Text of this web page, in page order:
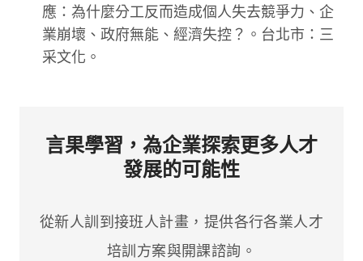
應：為什麼分工反而造成個人失去競爭力、企
業崩壞、政府無能、經濟失控？。台北市：三
采文化。
言果學習，為企業探索更多人才
發展的可能性
從新人訓到接班人計畫，提供各行各業人才
培訓方案與開課諮詢。